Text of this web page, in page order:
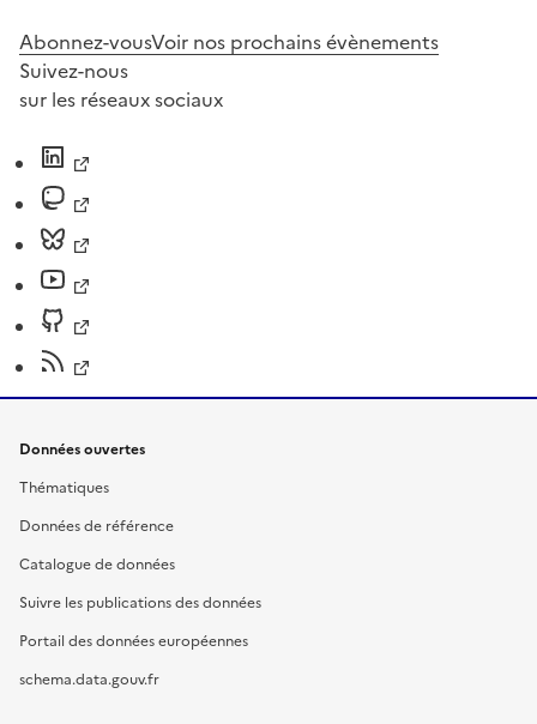
Abonnez-vousVoir nos prochains évènements
Suivez-nous
sur les réseaux sociaux
Données ouvertes
Thématiques
Données de référence
Catalogue de données
Suivre les publications des données
Portail des données européennes
schema.data.gouv.fr